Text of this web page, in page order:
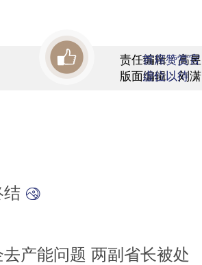
责任编辑：高昱
版面编辑：刘潇
首席赞赏官
虚位以待
结
产能问题 两副省长被处